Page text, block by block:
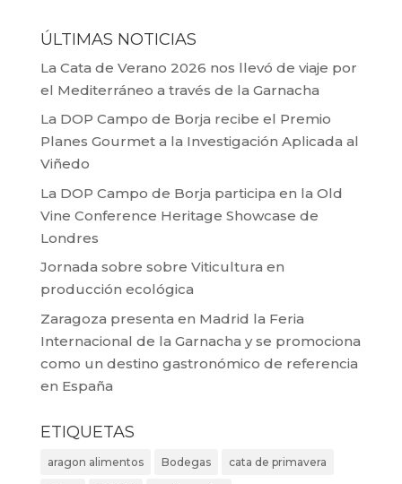
ÚLTIMAS NOTICIAS
La Cata de Verano 2026 nos llevó de viaje por
el Mediterráneo a través de la Garnacha
La DOP Campo de Borja recibe el Premio
Planes Gourmet a la Investigación Aplicada al
Viñedo
La DOP Campo de Borja participa en la Old
Vine Conference Heritage Showcase de
Londres
Jornada sobre sobre Viticultura en
producción ecológica
Zaragoza presenta en Madrid la Feria
Internacional de la Garnacha y se promociona
como un destino gastronómico de referencia
en España
ETIQUETAS
aragon alimentos Bodegas cata de primavera